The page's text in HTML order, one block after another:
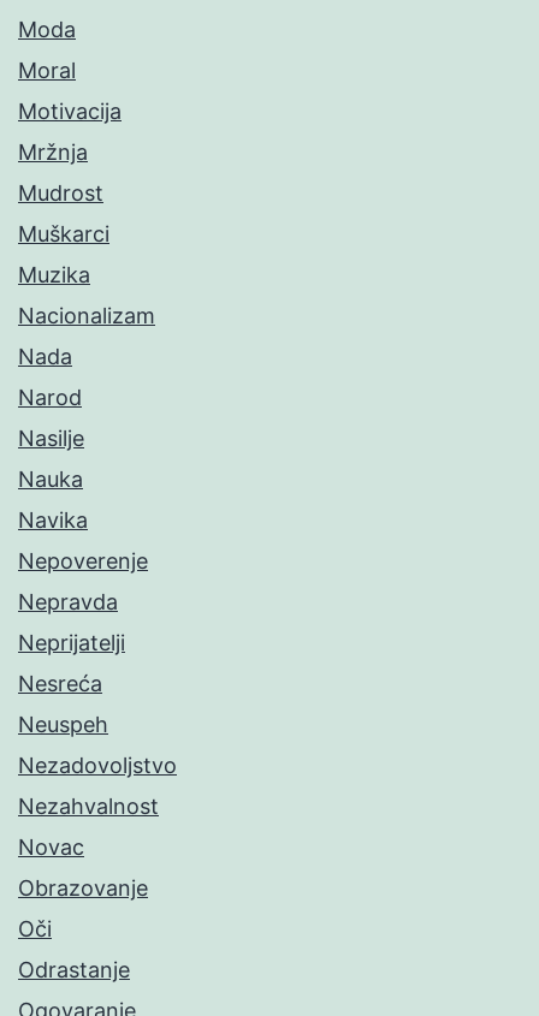
Moda
Moral
Motivacija
Mržnja
Mudrost
Muškarci
Muzika
Nacionalizam
Nada
Narod
Nasilje
Nauka
Navika
Nepoverenje
Nepravda
Neprijatelji
Nesreća
Neuspeh
Nezadovoljstvo
Nezahvalnost
Novac
Obrazovanje
Oči
Odrastanje